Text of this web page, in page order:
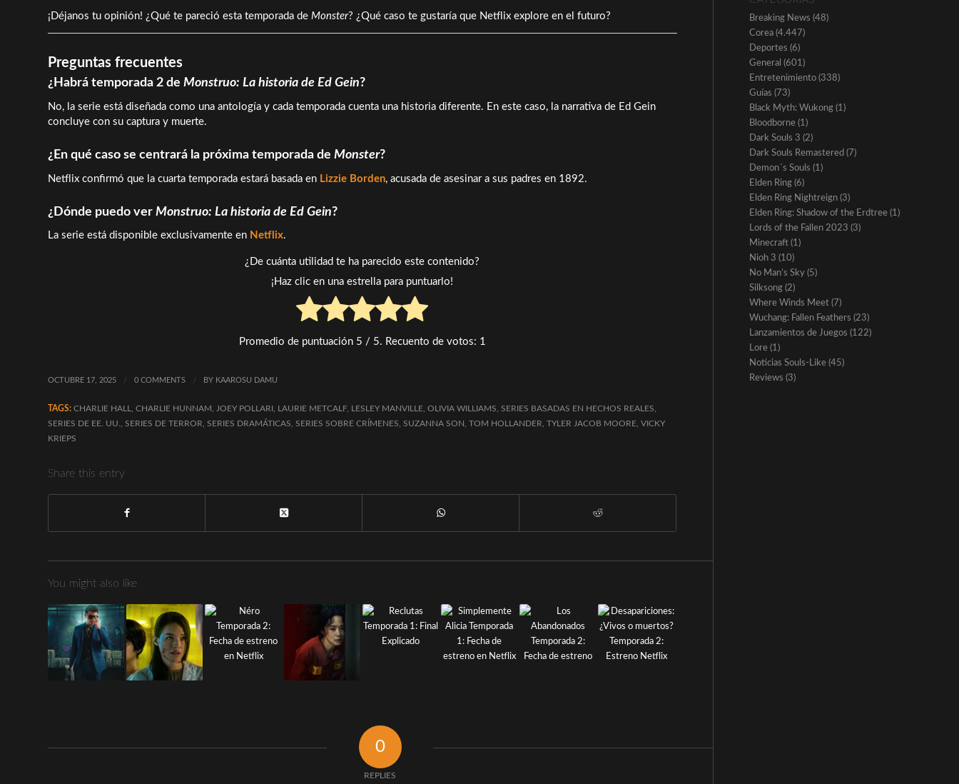
¡Déjanos tu opinión! ¿Qué te pareció esta temporada de Monster? ¿Qué caso te gustaría que Netflix explore en el futuro?
Preguntas frecuentes
¿Habrá temporada 2 de Monstruo: La historia de Ed Gein?
No, la serie está diseñada como una antología y cada temporada cuenta una historia diferente. En este caso, la narrativa de Ed Gein
concluye con su captura y muerte.
¿En qué caso se centrará la próxima temporada de Monster?
Netflix confirmó que la cuarta temporada estará basada en Lizzie Borden, acusada de asesinar a sus padres en 1892.
¿Dónde puedo ver Monstruo: La historia de Ed Gein?
La serie está disponible exclusivamente en Netflix.
¿De cuánta utilidad te ha parecido este contenido?
¡Haz clic en una estrella para puntuarlo!
Promedio de puntuación 5 / 5. Recuento de votos: 1
OCTUBRE 17, 2025 / 0 COMMENTS / BY KAAROSU DAMU
TAGS: CHARLIE HALL CHARLIE HUNNAM JOEY POLLARI LAURIE METCALF, LESLEY MANVILLE OLIVIA WILLIAMS SERIES BASADAS EN HECHOS REALES
SERIES DE EE. UU.
SERIES DE TERROR SERIES DRAMÁTICAS SERIES SOBRE CRÍMENES SUZANNA SON TOM HOLLANDER TYLER JACOB MOORE VICKY
KRIEPS
Share this entry
You might also like
0
REPLIES
Breaking News (48)
Corea(4.447)
Deportes (6)
General (601)
Entretenimiento(338)
Guías (73)
Black Myth: Wukong(1)
Bloodborne(1)
Dark Souls 3 (2)
Dark Souls Remastered (7)
Demon´s Souls (1)
Elden Ring(6)
Elden Ring Nightreign(3)
Elden Ring: Shadow of the Erdtree(1)
Lords of the Fallen 2023 (3)
Minecraft(1)
Nioh 3 (10)
No Man’s Sky(5)
Silksong(2)
Where Winds Meet(7)
Wuchang: Fallen Feathers (23)
Lanzamientos de Juegos (122)
Lore(1)
Noticias Souls-Like(45)
Reviews (3)